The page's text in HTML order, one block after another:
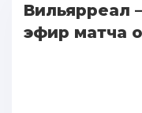
Вильярреал
эфир матча